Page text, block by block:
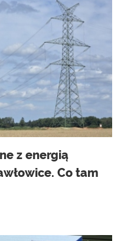
z energią
Co tam